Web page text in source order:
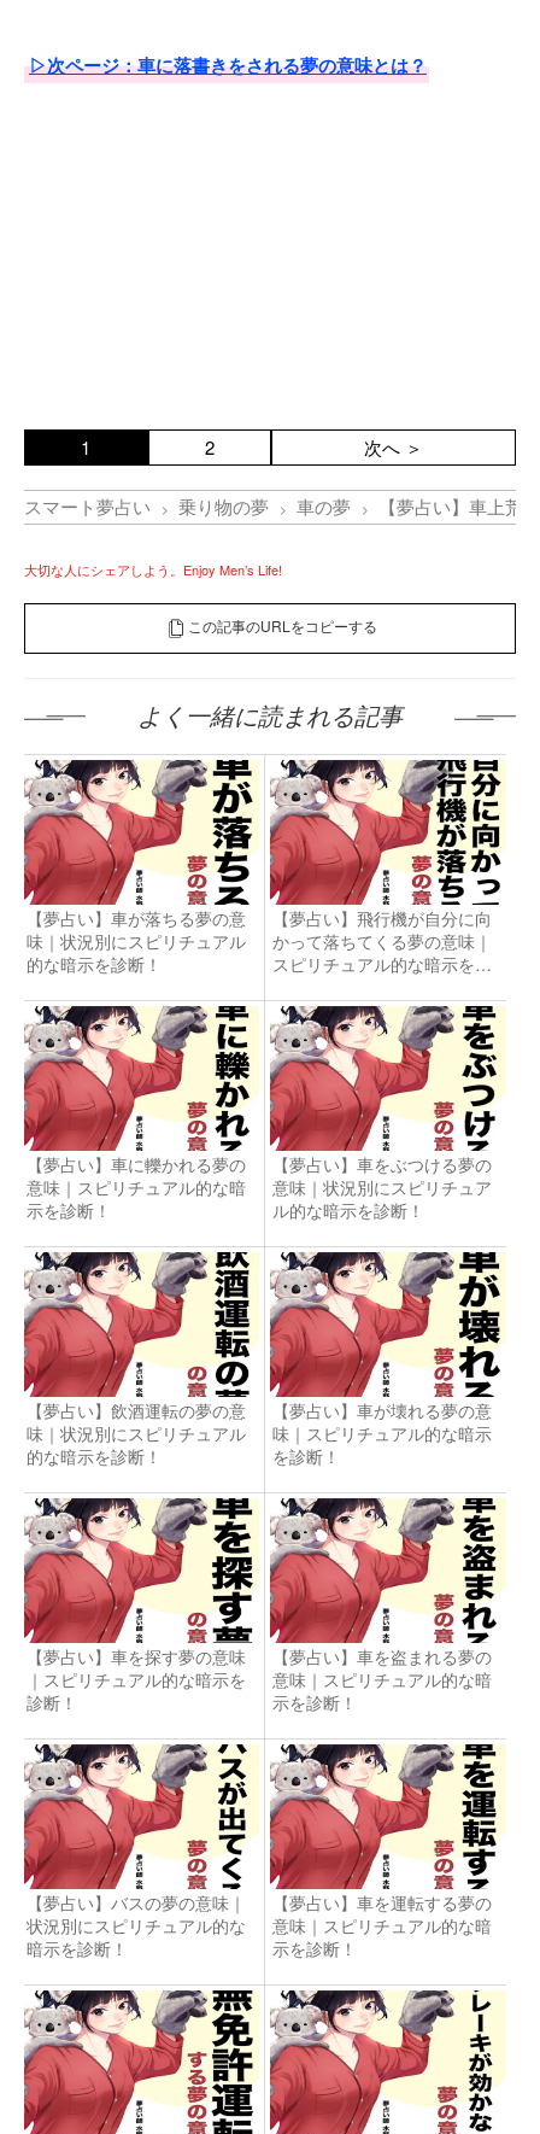
▷次ページ：車に落書きをされる夢の意味とは？
1 2 次へ ＞
スマート夢占い 乗り物の夢 車の夢 【夢占い】車上荒
大切な人にシェアしよう。Enjoy Men’s Life!
この記事のURLをコピーする
よく一緒に読まれる記事
【夢占い】車が落ちる夢の意
味｜状況別にスピリチュアル
的な暗示を診断！
【夢占い】飛行機が自分に向
かって落ちてくる夢の意味｜
スピリチュアル的な暗示を診
【夢占い】車に轢かれる夢の
意味｜スピリチュアル的な暗
示を診断！
【夢占い】車をぶつける夢の
意味｜状況別にスピリチュア
ル的な暗示を診断！
【夢占い】飲酒運転の夢の意
味｜状況別にスピリチュアル
的な暗示を診断！
【夢占い】車が壊れる夢の意
味｜スピリチュアル的な暗示
を診断！
【夢占い】車を探す夢の意味
｜スピリチュアル的な暗示を
診断！
【夢占い】車を盗まれる夢の
意味｜スピリチュアル的な暗
示を診断！
【夢占い】バスの夢の意味｜
状況別にスピリチュアル的な
暗示を診断！
【夢占い】車を運転する夢の
意味｜スピリチュアル的な暗
示を診断！